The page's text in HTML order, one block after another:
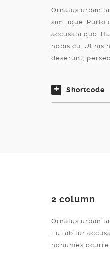
Ornatus
similique. Purto
accusata quo.
nobis cu. Ut his
deserunt,
Shortcode
2 column
Ornatus
Eu labitur
nonumes